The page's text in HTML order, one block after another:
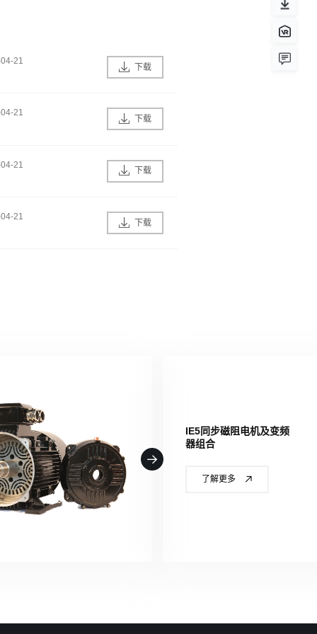
21
下载
21
下载
21
下载
21
下载
IE5同步磁阻电机及变频
器组合
了解更多